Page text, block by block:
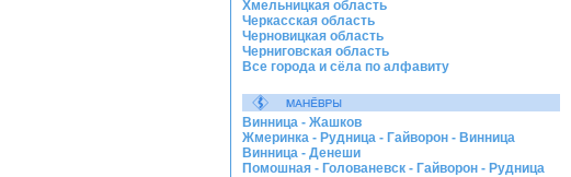
Хмельницкая область
Черкасская область
Черновицкая область
Черниговская область
Все города и сёла по алфавиту
Винница - Жашков
Жмеринка - Рудница - Гайворон - Винница
Винница - Денеши
Помошная - Голованевск - Гайворон - Рудница